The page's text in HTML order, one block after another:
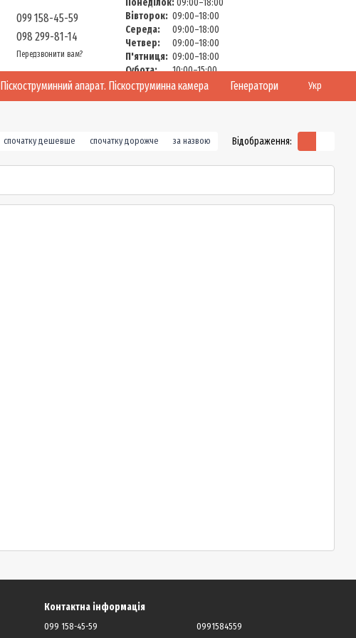
099 158-45-59
098 299-81-14
Передзвонити вам?
Понеділок:09:00–18:00
Вівторок: 09:00–18:00
Середа:
09:00–18:00
Четвер:
09:00–18:00
П'ятниця: 09:00–18:00
Субота:
10:00–15:00
Неділя:
Вихідний
Піскоструминний апарат. Піскоструминна камера Генератори Укр
спочатку дешевше спочатку дорожче за назвою Відображення:
Контактна інформація
099 158-45-59 0991584559